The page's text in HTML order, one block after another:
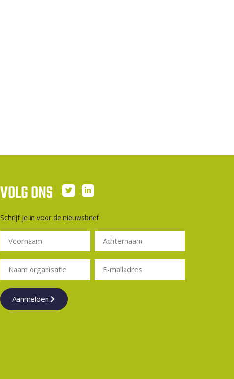
VOLG ONS
Schrijf je in voor de nieuwsbrief
Aanmelden